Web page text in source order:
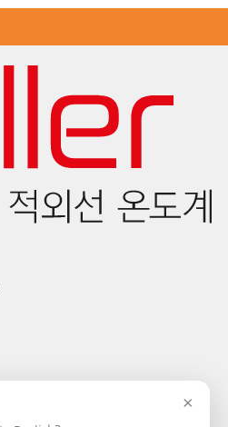
기술 보고서 Casting
×